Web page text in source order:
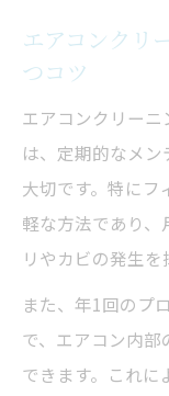
エアコンクリ
つコツ
エアコンクリー
は、定期的なメ
大切です。特に
軽な方法であり
リやカビの発生を
また、年1回のプ
で、エアコン内
できます。これに